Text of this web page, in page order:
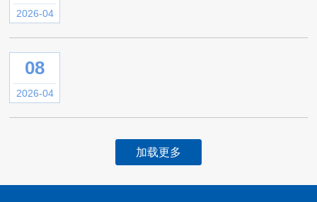
2026-04
08
2026-04
加载更多